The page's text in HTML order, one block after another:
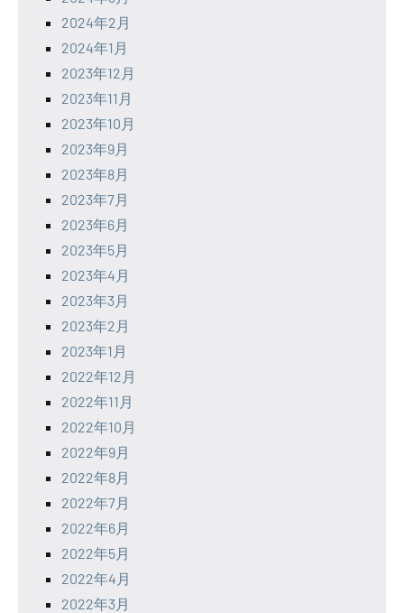
2024年2月
2024年1月
2023年12月
2023年11月
2023年10月
2023年9月
2023年8月
2023年7月
2023年6月
2023年5月
2023年4月
2023年3月
2023年2月
2023年1月
2022年12月
2022年11月
2022年10月
2022年9月
2022年8月
2022年7月
2022年6月
2022年5月
2022年4月
2022年3月